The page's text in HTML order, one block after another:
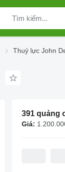
Thuỷ lực John
391 quảng
Giá: